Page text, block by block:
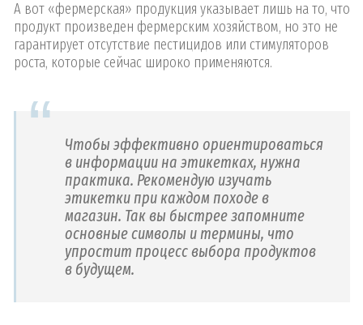
А вот «фермерская» продукция указывает лишь на то, что
продукт произведен фермерским хозяйством, но это не
гарантирует отсутствие пестицидов или стимуляторов
роста, которые сейчас широко применяются.
Чтобы эффективно ориентироваться
в информации на этикетках, нужна
практика. Рекомендую изучать
этикетки при каждом походе в
магазин. Так вы быстрее запомните
основные символы и термины, что
упростит процесс выбора продуктов
в будущем.